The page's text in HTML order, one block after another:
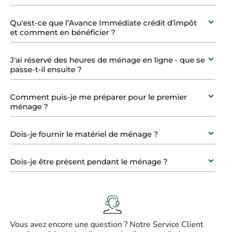
Qu'est-ce que l’Avance Immédiate crédit d’impôt
et comment en bénéficier ?
J'ai réservé des heures de ménage en ligne - que se
passe-t-il ensuite ?
Comment puis-je me préparer pour le premier
ménage ?
Dois-je fournir le matériel de ménage ?
Dois-je être présent pendant le ménage ?
Vous avez encore une question ? Notre Service Client